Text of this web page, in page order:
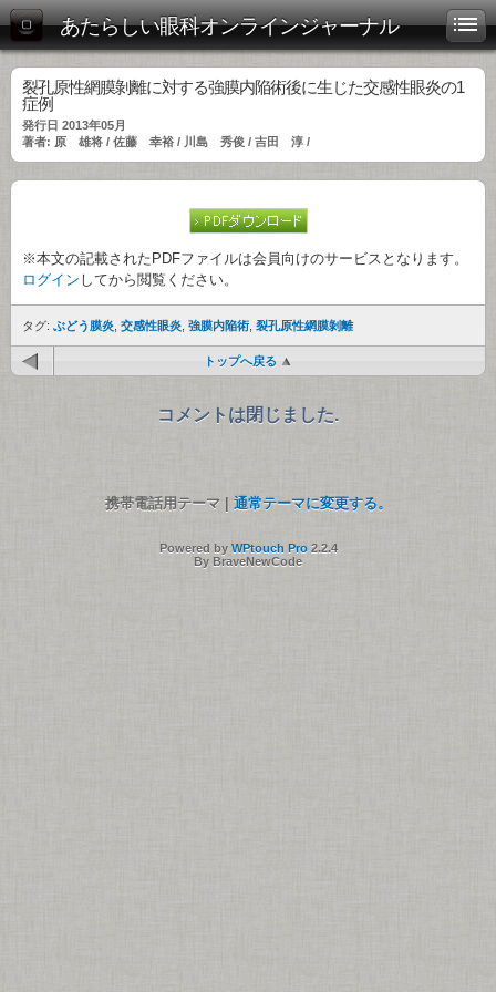
あたらしい眼科オンラインジャーナル
裂孔原性網膜剝離に対する強膜内陥術後に生じた交感性眼炎の1
症例
発行日 2013年05月
著者: 原 雄将 / 佐藤 幸裕 / 川島 秀俊 / 吉田 淳 /
※本文の記載されたPDFファイルは会員向けのサービスとなります。
ログイン してから閲覧ください。
タグ: ぶどう膜炎 交感性眼炎 強膜内陥術 裂孔原性網膜剝離
トップへ戻る
コメントは閉じました.
携帯電話用テーマ | 通常テーマに変更する。
Powered by WPtouch Pro2.2.4
By BraveNewCode